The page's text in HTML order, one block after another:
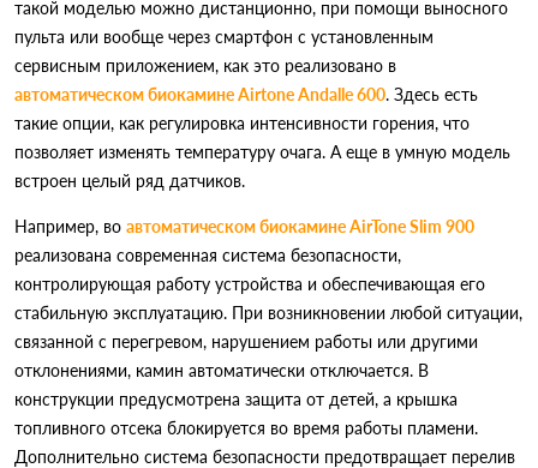
такой моделью можно дистанционно, при помощи выносного
пульта или вообще через смартфон с установленным
сервисным приложением, как это реализовано в
автоматическом биокамине Airtone Andalle 600. Здесь есть
такие опции, как регулировка интенсивности горения, что
позволяет изменять температуру очага. А еще в умную модель
встроен целый ряд датчиков.
Например, во автоматическом биокамине AirTone Slim 900
реализована современная система безопасности,
контролирующая работу устройства и обеспечивающая его
стабильную эксплуатацию. При возникновении любой ситуации,
связанной с перегревом, нарушением работы или другими
отклонениями, камин автоматически отключается. В
конструкции предусмотрена защита от детей, а крышка
топливного отсека блокируется во время работы пламени.
Дополнительно система безопасности предотвращает перелив